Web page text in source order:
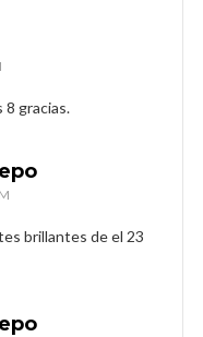
8 gracias.
brillantes de el 23